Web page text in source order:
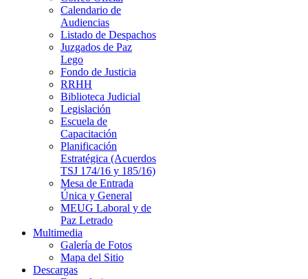
Calendario de
Audiencias
Listado de Despachos
Juzgados de Paz
Lego
Fondo de Justicia
RRHH
Biblioteca Judicial
Legislación
Escuela de
Capacitación
Planificación
Estratégica (Acuerdos
TSJ 174/16 y 185/16)
Mesa de Entrada
Única y General
MEUG Laboral y de
Paz Letrado
Multimedia
Galería de Fotos
Mapa del Sitio
Descargas